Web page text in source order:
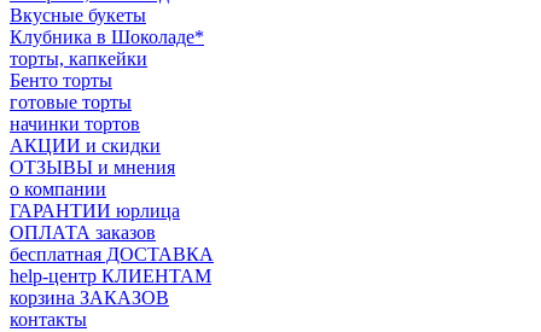
Вкусные букеты
Клубника в Шоколаде*
торты, капкейки
Бенто торты
готовые торты
начинки тортов
АКЦИИ и скидки
ОТЗЫВЫ и мнения
о компании
ГАРАНТИИ юрлица
ОПЛАТА заказов
бесплатная ДОСТАВКА
help-центр КЛИЕНТАМ
корзина ЗАКАЗОВ
контакты